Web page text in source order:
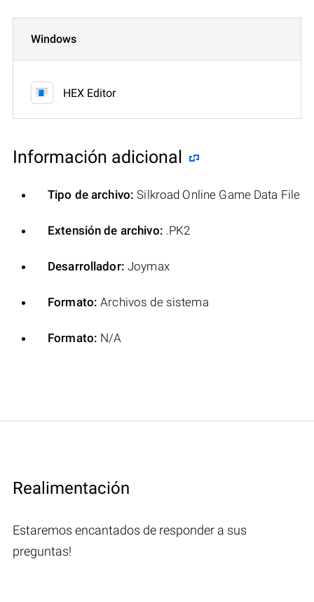
Windows
HEX Editor
Información adicional
Tipo de archivo: Silkroad Online Game Data File
Extensión de archivo: .PK2
Desarrollador: Joymax
Formato: Archivos de sistema
Formato: N/A
Realimentación
Estaremos encantados de responder a sus
preguntas!